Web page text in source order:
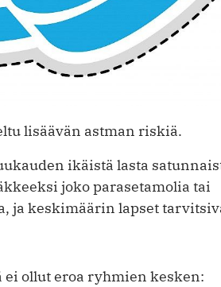
lisäävän astman riskiä.
ikäistä lasta
joko parasetamolia tai
ja keskimäärin lapset
ollut eroa ryhmien kesken: